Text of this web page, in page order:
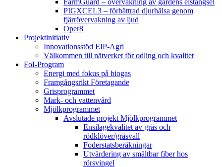
FarmGuard – övervakning av gårdens elstängsel
PIGXCEL3 – förbättrad djurhälsa genom
fjärrövervakning av ljud
Oper8
Projektinitiativ
Innovationsstöd EIP-Agri
Välkommen till nätverket för odling och kvalitet
FoI-Program
Energi med fokus på biogas
Framgångsrikt Företagande
Grisprogrammet
Mark- och vattenvård
Mjölkprogrammet
Avslutade projekt Mjölkprogrammet
Ensilagekvalitet av gräs och
rödklöver/gräsvall
Foderstatsberäkningar
Utvärdering av smältbar fiber hos
rörsvingel